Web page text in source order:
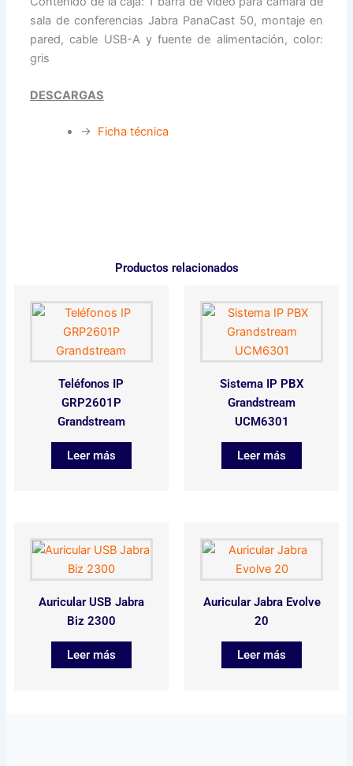
sala de conferencias Jabra PanaCast 50, montaje en
pared, cable USB-A y fuente de alimentación, color:
gris
DESCARGAS
→ Ficha técnica
Productos relacionados
Teléfonos IP
GRP2601P
Grandstream
Leer más
Sistema IP PBX
Grandstream
UCM6301
Leer más
Auricular USB Jabra
Biz 2300
Leer más
Auricular Jabra Evolve
20
Leer más